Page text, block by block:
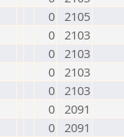
0 2105
0 2103
0 2103
0 2103
0 2103
0 2091
0 2091